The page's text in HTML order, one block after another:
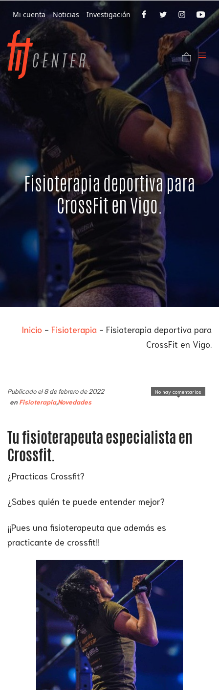
Mi cuenta Noticias Investigación
Fisioterapia deportiva para
CrossFit en Vigo.
Inicio - Fisioterapia - Fisioterapia deportiva para
CrossFit en Vigo.
No hay comentarios
Publicado el 8 de febrero de 2022
en Fisioterapia,Novedades
Tu fisioterapeuta especialista en
Crossfit.
¿Practicas Crossfit?
¿Sabes quién te puede entender mejor?
¡¡Pues una fisioterapeuta que además es
practicante de crossfit!!